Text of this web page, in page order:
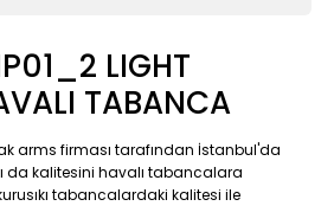
LIGHT
TABANCA
arms firması tarafından İstanbul'da
da kalitesini havalı tabancalara
tabancalardaki kalitesi ile